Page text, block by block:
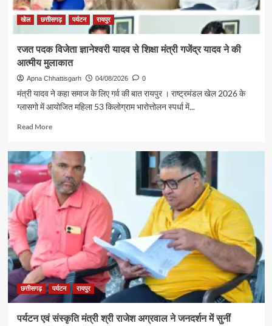
सरगुजा
संभाग
श्रद्धालु
भारत
गौरव
ट्रेन
से
रामलला
के
दर्शन
के
लिए
रवाना
खेल छत्तीसगढ़ पर्यटन रायपुर
रजत पदक विजेता ज्ञानेश्वरी यादव से शिक्षा मंत्री गजेंद्र यादव ने की
आत्मीय मुलाकात
Apna Chhattisgarh 04/08/2026 0
मंत्री यादव ने कहा समाज के लिए गर्व की बात रायपुर । राष्ट्रमंडल खेल 2026 के
ग्लासगो में आयोजित महिला 53 किलोग्राम भारोत्तोलन स्पर्धा में...
Read MoreRead
रजत
पदक
विजेता
ज्ञानेश्वरी
यादव
शिक्षा
मंत्री
गजेंद्र
यादव
ने
की
छत्तीसगढ़ पर्यटन रायपुर
पर्यटन एवं संस्कृति मंत्री श्री राजेश अग्रवाल ने जनदर्शन में सुनीं